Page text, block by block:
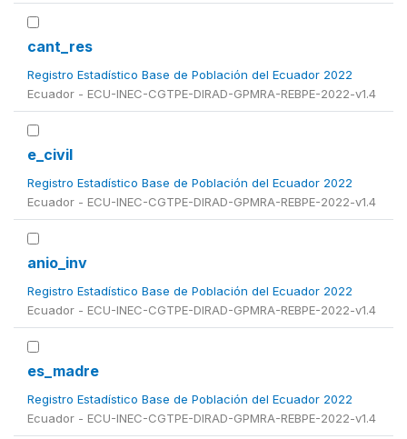
cant_res
Registro Estadístico Base de Población del Ecuador 2022
Ecuador - ECU-INEC-CGTPE-DIRAD-GPMRA-REBPE-2022-v1.4
e_civil
Registro Estadístico Base de Población del Ecuador 2022
Ecuador - ECU-INEC-CGTPE-DIRAD-GPMRA-REBPE-2022-v1.4
anio_inv
Registro Estadístico Base de Población del Ecuador 2022
Ecuador - ECU-INEC-CGTPE-DIRAD-GPMRA-REBPE-2022-v1.4
es_madre
Registro Estadístico Base de Población del Ecuador 2022
Ecuador - ECU-INEC-CGTPE-DIRAD-GPMRA-REBPE-2022-v1.4